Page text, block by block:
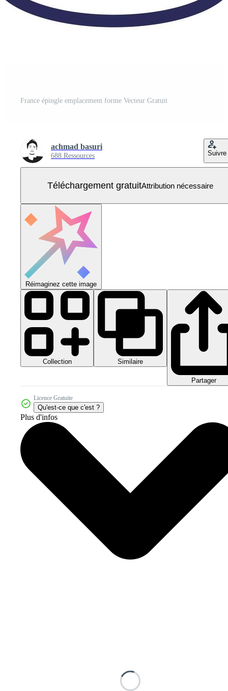
France épingle emplacement forme Vecteur Gratuit
achmad basuri
688 Ressources Suivre
Téléchargement gratuitAttribution nécessaire
Réimaginez cette image
Collection Similaire
Partager
Licence Gratuite
Qu'est-ce que c'est ?
Plus d'infos